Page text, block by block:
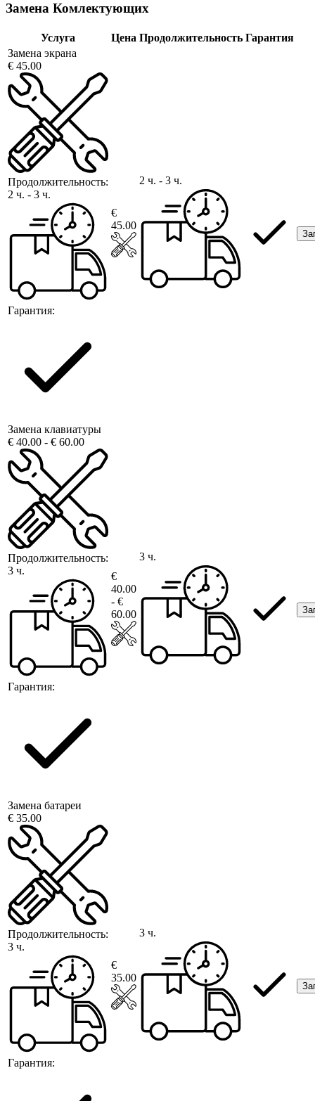
Замена Комлектующих
Услуга Цена Продолжительность Гарантия
Замена экрана
€ 45.00
Продолжительность:
2 ч. - 3 ч.
Гарантия:
€
45.00
2 ч. - 3 ч.
Замена клавиатуры
€ 40.00 - € 60.00
Продолжительность:
3 ч.
Гарантия:
€
40.00
- €
60.00
3 ч.
Замена батареи
€ 35.00
Продолжительность:
3 ч.
Гарантия:
€
35.00
3 ч.